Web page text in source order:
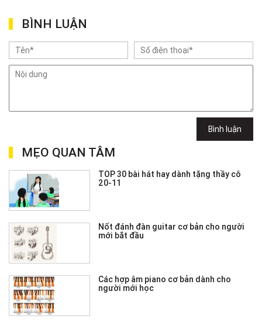
BÌNH LUẬN
Bình luận
MẸO QUAN TÂM
TOP 30 bài hát hay dành tặng thầy cô
20-11
Nốt đánh đàn guitar cơ bản cho người
mới bắt đầu
Các hợp âm piano cơ bản dành cho
người mới học